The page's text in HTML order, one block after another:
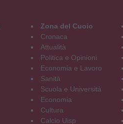
Zona del Cuoio
Cronaca
Attualità
Politica e Opinioni
Economia e Lavoro
Sanità
Scuola e Università
Economia
Cultura
Calcio Uisp